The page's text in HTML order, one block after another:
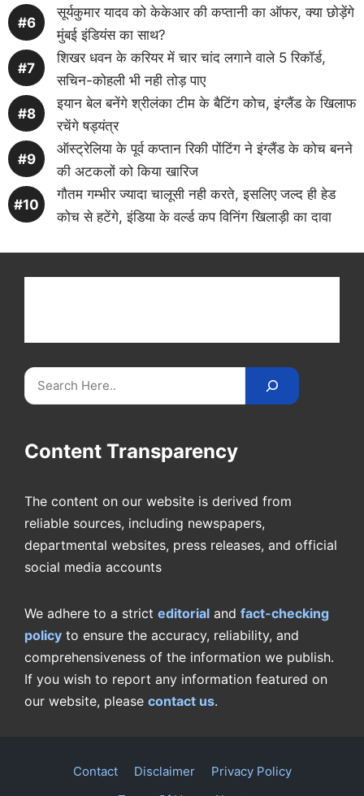
सूर्यकुमार यादव को केकेआर की कप्तानी का ऑफर, क्या छोड़ेंगे
मुंबई इंडियंस का साथ?
शिखर धवन के करियर में चार चांद लगाने वाले 5 रिकॉर्ड,
सचिन-कोहली भी नही तोड़ पाए
इयान बेल बनेंगे श्रीलंका टीम के बैटिंग कोच, इंग्लैंड के खिलाफ
रचेंगे षड्यंत्र
ऑस्ट्रेलिया के पूर्व कप्तान रिकी पोंटिंग ने इंग्लैंड के कोच बनने
की अटकलों को किया खारिज
गौतम गम्भीर ज्यादा चालूसी नही करते, इसलिए जल्द ही हेड
कोच से हटेंगे, इंडिया के वर्ल्ड कप विनिंग खिलाड़ी का दावा
Search
Content Transparency
The content on our website is derived from
reliable sources, including newspapers,
departmental websites, press releases, and official
social media accounts
We adhere to a strict editorial and fact-checking
policy to ensure the accuracy, reliability, and
comprehensiveness of the information we publish.
If you wish to report any information featured on
our website, please contact us.
Contact Disclaimer
Privacy Policy